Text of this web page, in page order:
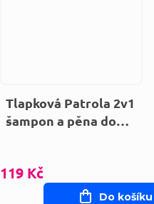
Tlapková Patrola 2v1
šampon a pěna do
119 Kč
Do košíku